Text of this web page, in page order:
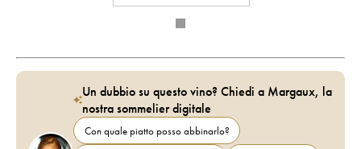
Un dubbio su questo vino? Chiedi a Margaux, la
nostra sommelier digitale
Con quale piatto posso abbinarlo?